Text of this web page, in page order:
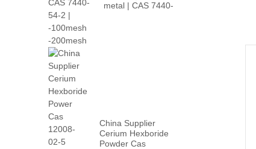
metal | CAS 7440-
China Supplier
Cerium Hexboride
Powder Cas